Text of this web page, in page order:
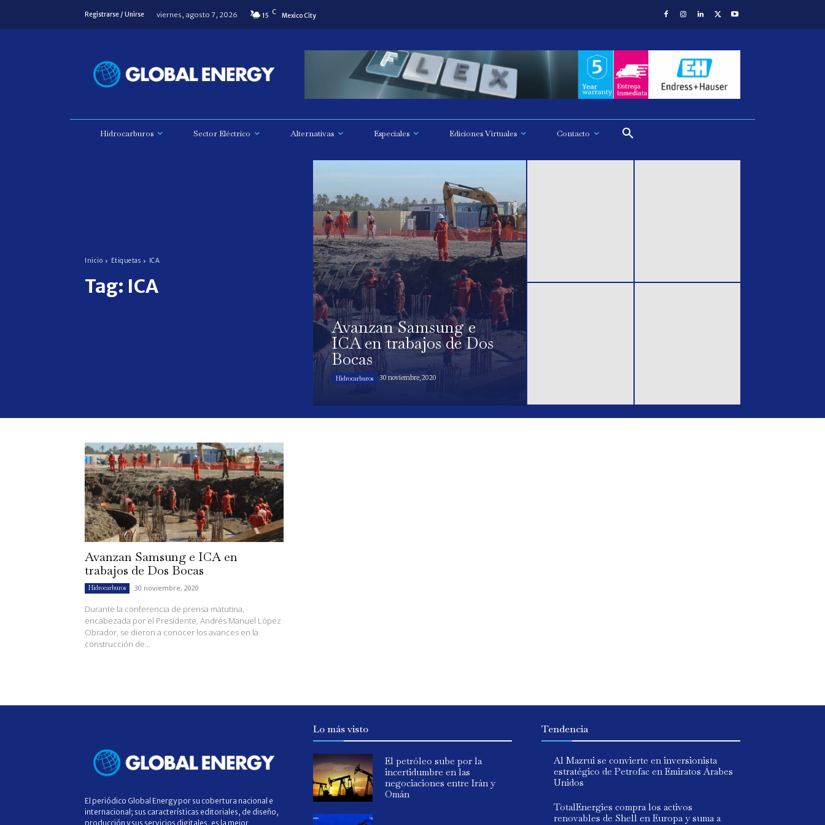
Registrarse / Unirse viernes, agosto 7, 2026 15 C Mexico City
Hidrocarburos Sector Eléctrico Alternativas Especiales Ediciones Virtuales Contacto
Inicio Etiquetas ICA
Tag: ICA
Avanzan Samsung e
ICA en trabajos de Dos
Bocas
Hidrocarburos 30 noviembre, 2020
Avanzan Samsung e ICA en
trabajos de Dos Bocas
Hidrocarburos 30 noviembre, 2020
Durante la conferencia de prensa matutina,
encabezada por el Presidente, Andrés Manuel López
Obrador, se dieron a conocer los avances en la
construcción de...
El periódico Global Energy por su cobertura nacional e
internacional; sus características editoriales, de diseño,
producción y sus servicios digitales, es la mejor
Lo más visto
El petróleo sube por la
incertidumbre en las
negociaciones entre Irán y
Omán
Tendencia
Al Mazrui se convierte en inversionista
estratégico de Petrofac en Emiratos Árabes
Unidos
TotalEnergies compra los activos
renovables de Shell en Europa y suma a